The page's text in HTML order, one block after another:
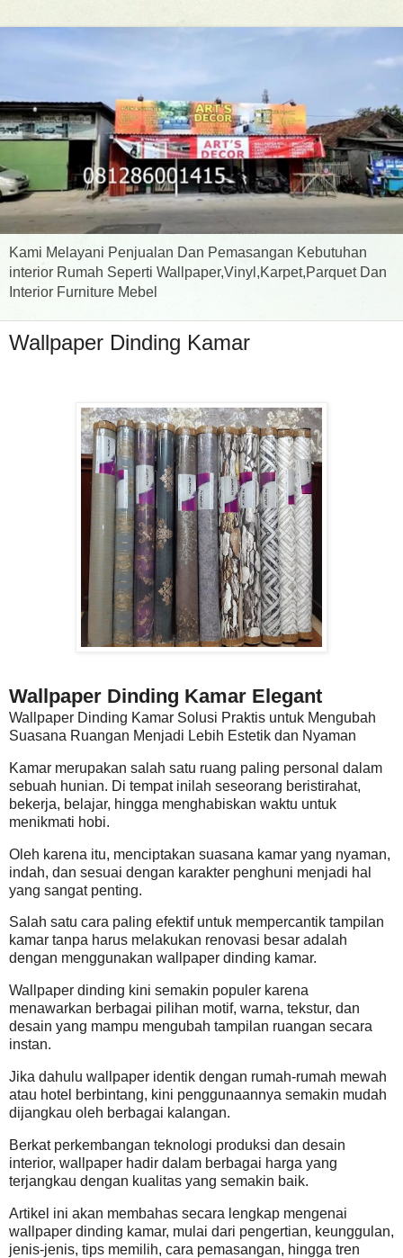
Kami Melayani Penjualan Dan Pemasangan Kebutuhan
interior Rumah Seperti Wallpaper,Vinyl,Karpet,Parquet Dan
Interior Furniture Mebel
Wallpaper Dinding Kamar
Wallpaper Dinding Kamar Elegant
Wallpaper Dinding Kamar Solusi Praktis untuk Mengubah
Suasana Ruangan Menjadi Lebih Estetik dan Nyaman
Kamar merupakan salah satu ruang paling personal dalam
sebuah hunian. Di tempat inilah seseorang beristirahat,
bekerja, belajar, hingga menghabiskan waktu untuk
menikmati hobi.
Oleh karena itu, menciptakan suasana kamar yang nyaman,
indah, dan sesuai dengan karakter penghuni menjadi hal
yang sangat penting.
Salah satu cara paling efektif untuk mempercantik tampilan
kamar tanpa harus melakukan renovasi besar adalah
dengan menggunakan wallpaper dinding kamar.
Wallpaper dinding kini semakin populer karena
menawarkan berbagai pilihan motif, warna, tekstur, dan
desain yang mampu mengubah tampilan ruangan secara
instan.
Jika dahulu wallpaper identik dengan rumah-rumah mewah
atau hotel berbintang, kini penggunaannya semakin mudah
dijangkau oleh berbagai kalangan.
Berkat perkembangan teknologi produksi dan desain
interior, wallpaper hadir dalam berbagai harga yang
terjangkau dengan kualitas yang semakin baik.
Artikel ini akan membahas secara lengkap mengenai
wallpaper dinding kamar, mulai dari pengertian, keunggulan,
jenis-jenis, tips memilih, cara pemasangan, hingga tren